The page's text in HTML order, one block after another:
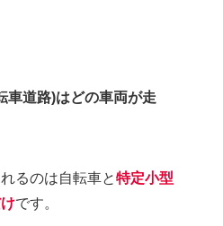
車道路)はどの車両が走
るのは自転車と特定小型
です。